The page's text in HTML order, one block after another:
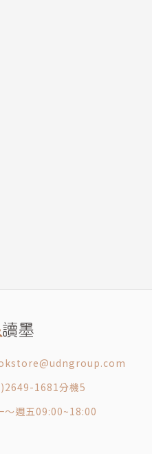
雷比（Aaron Blabey）
家，獲得諸多獎項的肯定
總理文學獎，兩個澳大利
1681分機5
～週五09:00~18:00